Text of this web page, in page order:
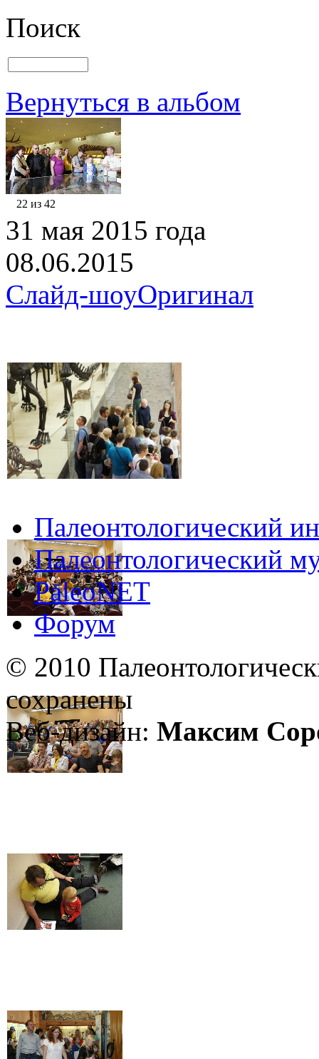
Поиск
Вернуться в альбом
22 из 42
31 мая 2015 года
08.06.2015
Слайд-шоуОригинал
Палеонтологический
Палеонтологический
PaleoNET
Форум
© 2010
сохранены
Веб-дизайн: Максим